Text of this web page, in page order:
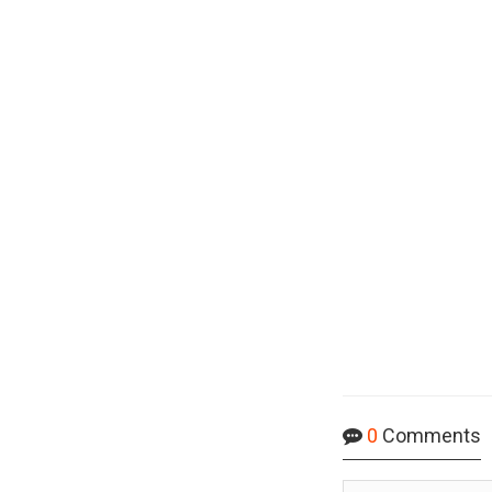
0 Comments